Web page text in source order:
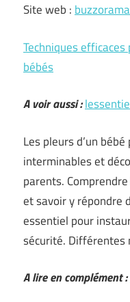
Site web :
Techniques
bébés
A voir aussi :
Les pleurs d’un
interminables et
parents.
et savoir y répondre
essentiel pour
sécurité. Différentes
A lire en complément :